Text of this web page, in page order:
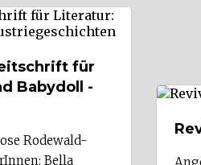
für
Babydoll -
Rodewald-
Bella